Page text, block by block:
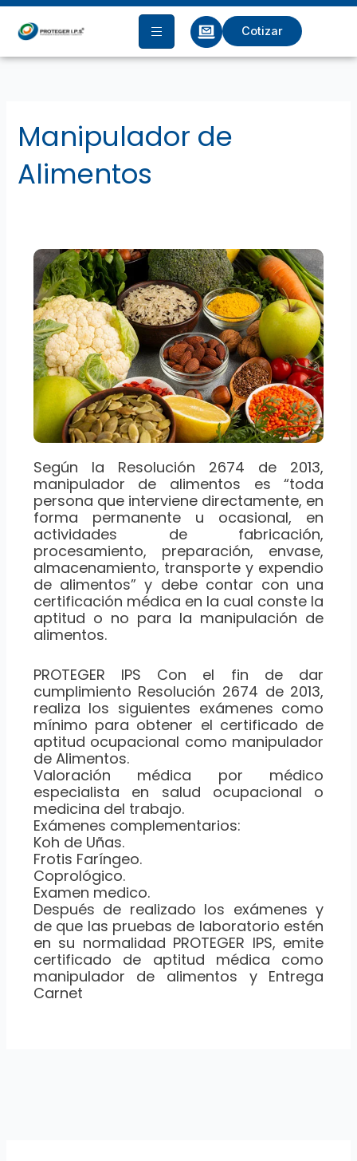
Ir
contenido
Cotizar
Manipulador de
Alimentos
Según la Resolución 2674 de 2013,
manipulador de alimentos es “toda
persona que interviene directamente, en
forma permanente u ocasional, en
actividades de fabricación,
procesamiento, preparación, envase,
almacenamiento, transporte y expendio
de alimentos” y debe contar con una
certificación médica en la cual conste la
aptitud o no para la manipulación de
alimentos.
PROTEGER IPS Con el fin de dar
cumplimiento Resolución 2674 de 2013,
realiza los siguientes exámenes como
mínimo para obtener el certificado de
aptitud ocupacional como manipulador
de Alimentos.
Valoración médica por médico
especialista en salud ocupacional o
medicina del trabajo.
Exámenes complementarios:
Koh de Uñas.
Frotis Faríngeo.
Coprológico.
Examen medico.
Después de realizado los exámenes y
de que las pruebas de laboratorio estén
en su normalidad PROTEGER IPS, emite
certificado de aptitud médica como
manipulador de alimentos y Entrega
Carnet